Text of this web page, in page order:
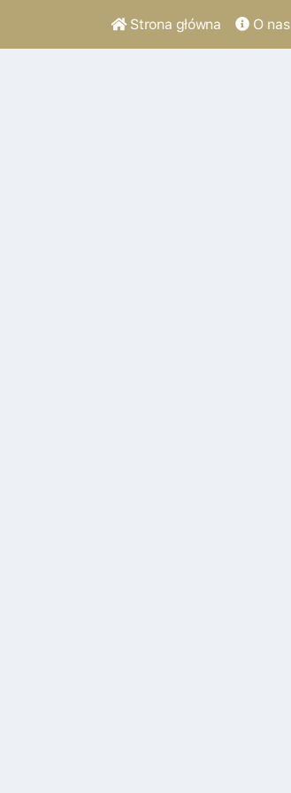
Strona główna O nas